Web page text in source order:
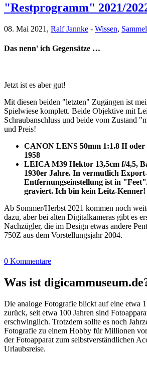
"Restprogramm" 2021/
08. Mai 2021, Ralf Jannke - Wissen,
Das nenn' ich Gegensätze …
Jetzt ist es aber gut!
Mit diesen beiden "letzten" Zugängen ist
Spielwiese komplett. Beide Objektive mit
Schraubanschluss und beide vom Zustand
und Preis!
CANON LENS 50mm 1:1.8 II
1958
LEICA M39 Hektor 13,5cm f/4,5,
1930er Jahre. In vermutlich
Entfernungseinstellung ist in
graviert. Ich bin kein Leitz-Kenner!
Ab Sommer/Herbst 2021 kommen noch
dazu, aber bei alten Digitalkameras gibt es
Nachzügler, die im Design etwas andere
750Z aus dem Vorstellungsjahr 2004.
0 Kommentare
Was ist
Die analoge Fotografie blickt auf eine etwa
zurück, seit etwa 100 Jahren sind
erschwinglich. Trotzdem sollte es noch
Fotografie zu einem Hobby für Millionen
der Fotoapparat zum selbstverständlichen
Urlaubsreise.